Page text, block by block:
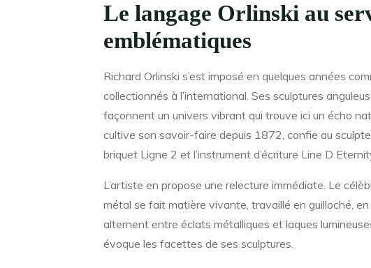
Le langage Orlinski au
emblématiques
Richard Orlinski s’est imposé en quelques années
collectionnés à l’international. Ses sculptures
façonnent un univers vibrant qui trouve ici un écho
cultive son savoir-faire depuis 1872, confie au
briquet Ligne 2 et l’instrument d’écriture Line D
L’artiste en propose une relecture immédiate. Le
métal se fait matière vivante, travaillé en guilloché,
alternent entre éclats métalliques et laques
évoque les facettes de ses sculptures.